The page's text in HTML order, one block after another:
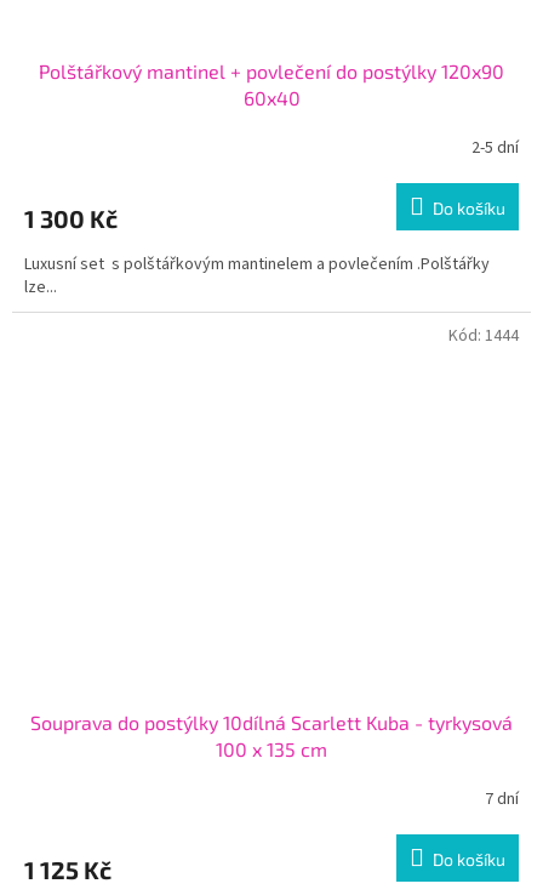
Polštářkový mantinel + povlečení do postýlky 120x90
60x40
2-5 dní
1 300 Kč Do košíku
Luxusní set s polštářkovým mantinelem a povlečením .Polštářky
lze...
Souprava do postýlky 10dílná Scarlett Kuba - tyrkysová
100 x 135 cm
7 dní
1 125 Kč Do košíku
Kód: 1444